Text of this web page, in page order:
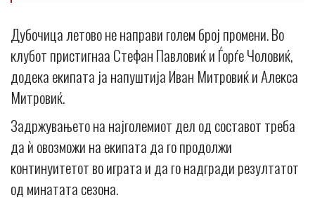
Дубочица летово не направи голем број промени. Во
клубот пристигнаа Стефан Павловиќ и Ѓорѓе Чоловиќ,
додека екипата ја напуштија Иван Митровиќ и Алекса
Митровиќ.
Задржувањето на најголемиот дел од составот треба
да ѝ овозможи на екипата да го продолжи
континуитетот во играта и да го надгради резултатот
од минатата сезона.